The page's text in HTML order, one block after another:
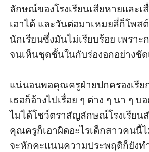
ลักษณ์ของโรงเรียนเสียหายและเ
เอาได้ และวันต่อมาเหมยลี่ก็โพส
นักเรียนซึ่งมันไม่เรียบร้อย เพรา
จนเห็นชุดชั้นในกับร่องอกอย่างชัด
แน่นอนพอคุณครูฝ่ายปกครองเรีย
เธอก็อ้างไปเรื่อย ๆ ต่าง ๆ นา ๆ บ
ไม่ได้โชว์ตราสัญลักษณ์โรงเรียน
คุณครูก็เอาผิดอะไรเด็กสาวคนนี้
จะหักคะแนนความประพฤติก็ยังท